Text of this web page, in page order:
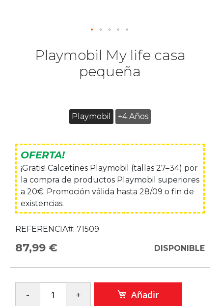
Playmobil My life casa
pequeña
Playmobil +4 Años
OFERTA!
¡Gratis! Calcetines Playmobil (tallas 27–34) por
la compra de productos Playmobil superiores
a 20€. Promoción válida hasta 28/09 o fin de
existencias.
REFERENCIA#: 71509
87,99 € DISPONIBLE
Añadir